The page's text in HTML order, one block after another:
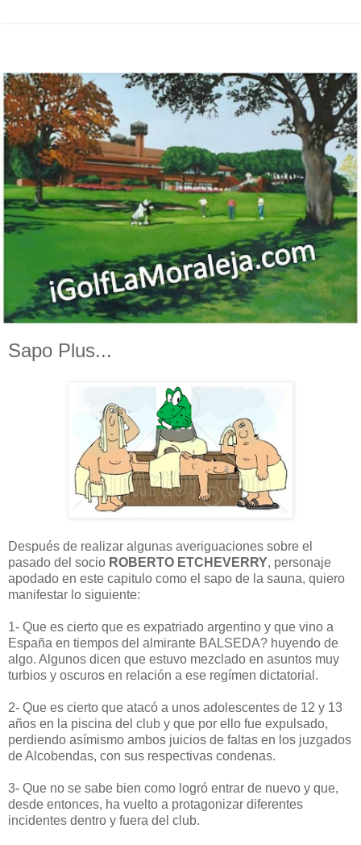
Sapo Plus...
Después de realizar algunas averiguaciones sobre el
pasado del socio ROBERTO ETCHEVERRY, personaje
apodado en este capitulo como el sapo de la sauna, quiero
manifestar lo siguiente:
1- Que es cierto que es expatriado argentino y que vino a
España en tiempos del almirante BALSEDA? huyendo de
algo. Algunos dicen que estuvo mezclado en asuntos muy
turbios y oscuros en relación a ese regímen dictatorial.
2- Que es cierto que atacó a unos adolescentes de 12 y 13
años en la piscina del club y que por ello fue expulsado,
perdiendo asímismo ambos juicios de faltas en los juzgados
de Alcobendas, con sus respectivas condenas.
3- Que no se sabe bien como logró entrar de nuevo y que,
desde entonces, ha vuelto a protagonizar diferentes
incidentes dentro y fuera del club.